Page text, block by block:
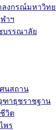
ลงกรณ์มหาวิทย
าฯ
บรรณาลัย
นสถาน
าธุชราชฐาน
วิต
พร